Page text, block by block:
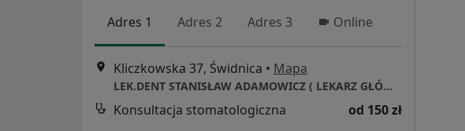
Adres 1 Adres 2 Adres 3 Online
Kliczkowska 37, Świdnica • Mapa
LEK.DENT STANISŁAW ADAMOWICZ ( LEKARZ GŁÓWNY), Gabinet Stomatologiczny ,NZOZ AR-VITA Usługi Medyczne S.C. Przychodnia lekarska w Świdnicy.
Konsultacja stomatologiczna od 150 zł